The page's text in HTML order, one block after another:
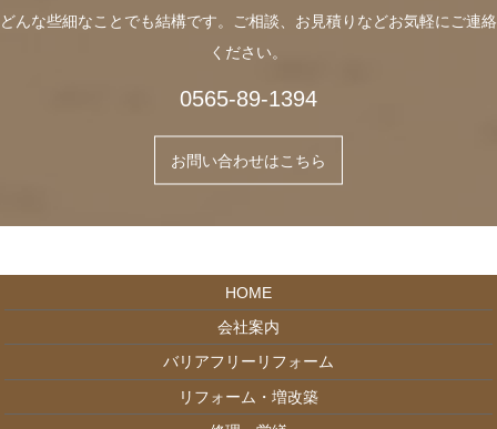
どんな些細なことでも結構です。ご相談、お見積りなどお気軽にご連絡
ください。
0565-89-1394
お問い合わせはこちら
HOME
会社案内
バリアフリーリフォーム
リフォーム・増改築